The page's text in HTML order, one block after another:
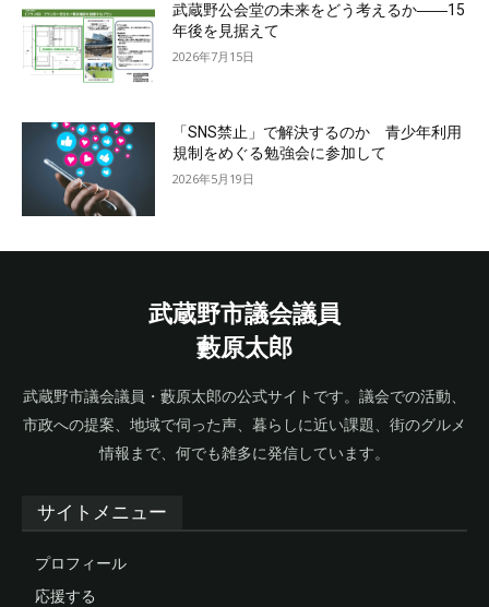
武蔵野公会堂の未来をどう考えるか――15
年後を見据えて
2026年7月15日
「SNS禁止」で解決するのか 青少年利用
規制をめぐる勉強会に参加して
2026年5月19日
武蔵野市議会議員
藪原太郎
武蔵野市議会議員・藪原太郎の公式サイトです。議会での活動、
市政への提案、地域で伺った声、暮らしに近い課題、街のグルメ
情報まで、何でも雑多に発信しています。
サイトメニュー
プロフィール
応援する